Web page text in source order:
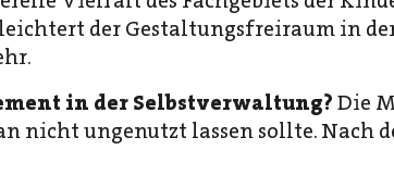
der Gestaltungsfreiraum in
in der Selbstverwaltung? Die
nicht ungenutzt lassen sollte. Nach